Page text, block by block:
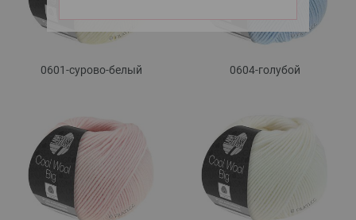
0601-сурово-белый 0604-голубой